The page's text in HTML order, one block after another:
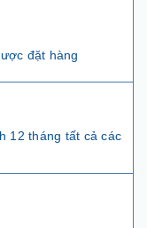
đặt hàng
12 tháng tất cả các